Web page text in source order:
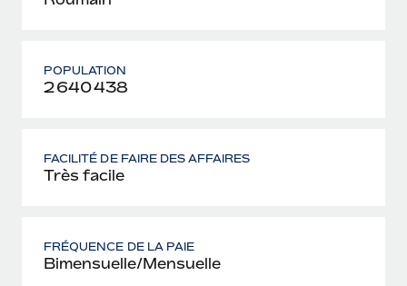
POPULATION
2 640 438
FACILITÉ DE FAIRE DES AFFAIRES
Très facile
FRÉQUENCE DE LA PAIE
Bimensuelle/Mensuelle